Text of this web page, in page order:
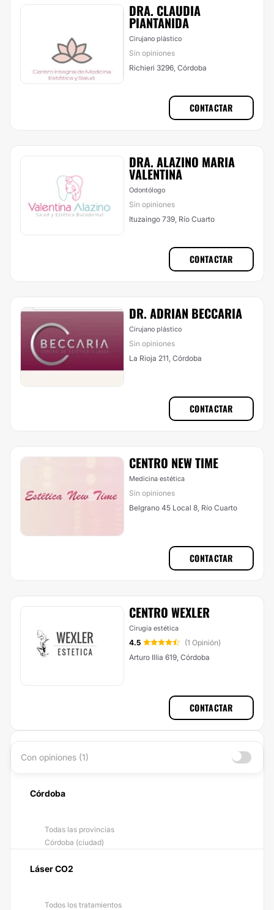
DRA. CLAUDIA
PIANTANIDA
Cirujano plástico
Sin opiniones
Richieri 3296, Córdoba
CONTACTAR
DRA. ALAZINO MARIA
VALENTINA
Odontólogo
Sin opiniones
Ituzaingo 739, Río Cuarto
CONTACTAR
DR. ADRIAN BECCARIA
Cirujano plástico
Sin opiniones
La Rioja 211, Córdoba
CONTACTAR
CENTRO NEW TIME
Medicina estética
Sin opiniones
Belgrano 45 Local 8, Río Cuarto
CONTACTAR
CENTRO WEXLER
Cirugía estética
4.5
(1 Opinión)
Arturo Illia 619, Córdoba
CONTACTAR
Con opiniones (1)
Córdoba
Todas las provincias
Córdoba (ciudad)
Láser CO2
Todos los tratamientos